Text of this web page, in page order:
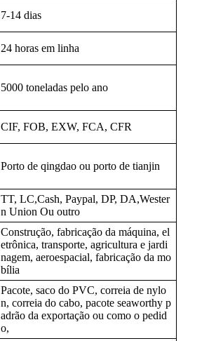
7-14 dias
24 horas em linha
5000 toneladas pelo ano
CIF, FOB, EXW, FCA, CFR
Porto de qingdao ou porto de tianjin
TT, LC,Cash, Paypal, DP, DA,Wester
n Union Ou outro
Construção, fabricação da máquina, el
etrônica, transporte, agricultura e jardi
nagem, aeroespacial, fabricação da mo
bília
Pacote, saco do PVC, correia de nylo
n, correia do cabo, pacote seaworthy p
adrão da exportação ou como o pedid
o,